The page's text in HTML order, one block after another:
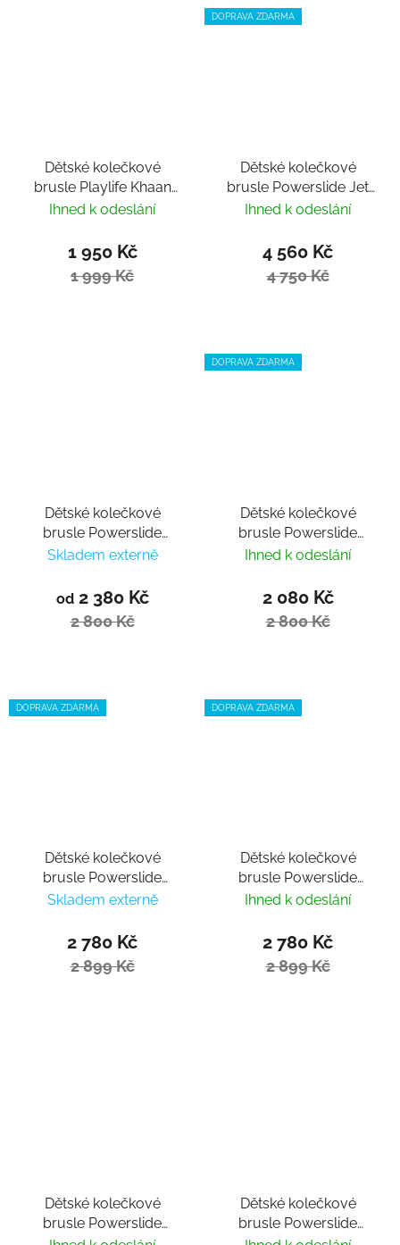
Dětské kolečkové
brusle Playlife Khaan
LTD Pastel nastavitelné
Ihned k odeslání
1 950 Kč
1 999 Kč
DOPRAVA ZDARMA
Dětské kolečkové
brusle Powerslide Jet
Pro PDS Smoky Grey
Ihned k odeslání
4 560 Kč
4 750 Kč
Dětské kolečkové
brusle Powerslide
Rocket Motley
Skladem externě
od2 380 Kč
2 800 Kč
DOPRAVA ZDARMA
Dětské kolečkové
brusle Powerslide
Rocket Pale Mauve
Ihned k odeslání
2 080 Kč
2 800 Kč
DOPRAVA ZDARMA
Dětské kolečkové
brusle Powerslide
Stargaze Dusk
Skladem externě
2 780 Kč
2 899 Kč
DOPRAVA ZDARMA
Dětské kolečkové
brusle Powerslide
Stargaze Aqua
Ihned k odeslání
2 780 Kč
2 899 Kč
Dětské kolečkové
brusle Powerslide
Dětské kolečkové
brusle Powerslide